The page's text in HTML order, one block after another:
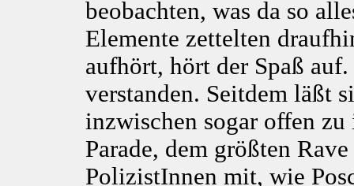
beobachten, was da so
Elemente zettelten
aufhört, hört der Spaß
verstanden. Seitdem läßt
inzwischen sogar offen
Parade, dem größten
PolizistInnen mit, wie